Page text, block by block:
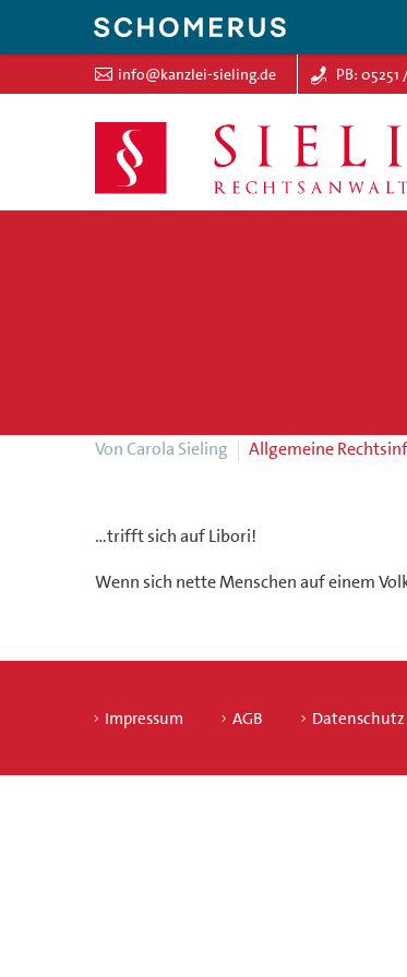
info@kanzlei-sieling.de PB: 05251
Von Carola Sieling Allgemeine
…trifft sich auf Libori!
Wenn sich nette Menschen auf einem
Impressum AGB Datenschutz